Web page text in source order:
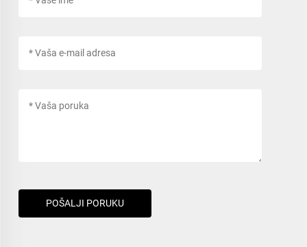
POŠALJI PORUKU